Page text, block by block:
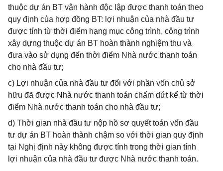
thuộc dự án BT vận hành độc lập được thanh toán theo
quy định của hợp đồng BT: lợi nhuận của nhà đầu tư
được tính từ thời điểm hạng mục công trình, công trình
xây dựng thuộc dự án BT hoàn thành nghiệm thu và
đưa vào sử dụng đến thời điểm Nhà nước thanh toán
cho nhà đầu tư;
c) Lợi nhuận của nhà đầu tư đối với phần vốn chủ sở
hữu đã được Nhà nước thanh toán chấm dứt kể từ thời
điểm Nhà nước thanh toán cho nhà đầu tư;
d) Thời gian nhà đầu tư nộp hồ sơ quyết toán vốn đầu
tư dự án BT hoàn thành chậm so với thời gian quy định
tại Nghị định này không được tính trong thời gian tính
lợi nhuận của nhà đầu tư được Nhà nước thanh toán.